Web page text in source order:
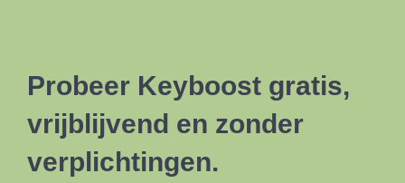
Probeer Keyboost gratis,
vrijblijvend en zonder
verplichtingen.